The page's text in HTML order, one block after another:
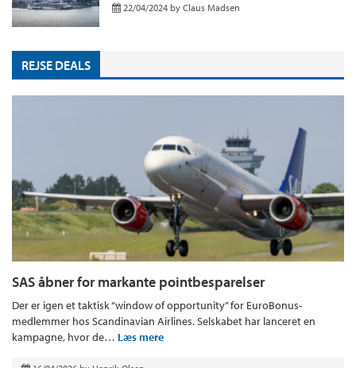
22/04/2024 by Claus Madsen
REJSE DEALS
SAS åbner for markante pointbesparelser
Der er igen et taktisk “window of opportunity” for EuroBonus-
medlemmer hos Scandinavian Airlines. Selskabet har lanceret en
kampagne, hvor de… Læs mere